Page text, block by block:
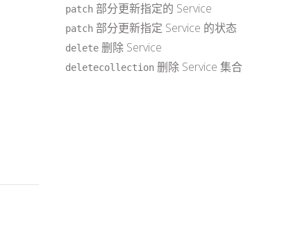
patch 部分更新指定的 Service
patch 部分更新指定 Service 的状态
delete 删除 Service
deletecollection 删除 Service 集合